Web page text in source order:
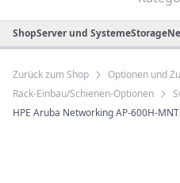
ShopServer und SystemeStorage
Zurück zum Shop
Optionen und
Rack-Einbau/Schienen-Optionen
HPE Aruba Networking AP-600H-